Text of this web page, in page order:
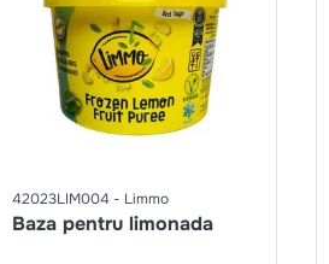
42023LIM004 Limmo
Baza pentru limonada